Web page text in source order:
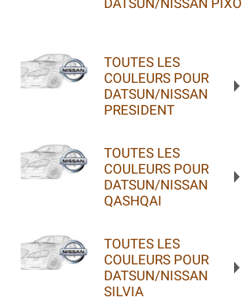
DATSUN/NISSAN PIXO
TOUTES LES
COULEURS POUR
DATSUN/NISSAN
PRESIDENT
TOUTES LES
COULEURS POUR
DATSUN/NISSAN
QASHQAI
TOUTES LES
COULEURS POUR
DATSUN/NISSAN
SILVIA